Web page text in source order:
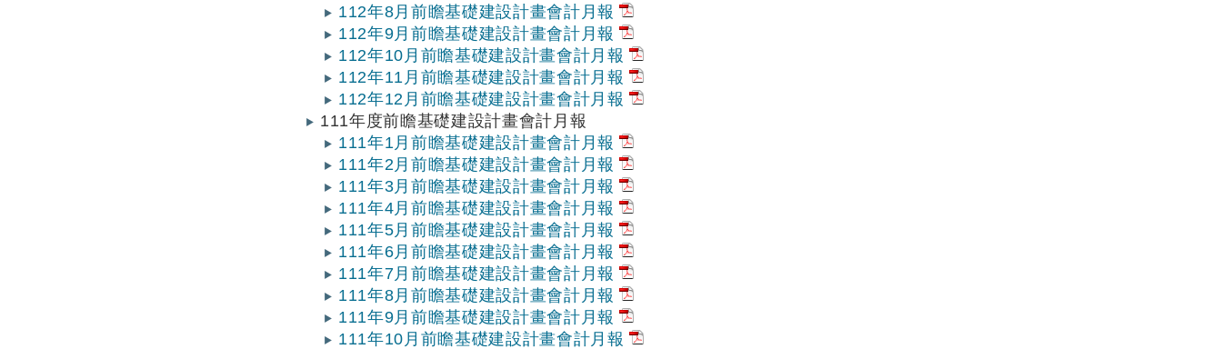
112年8月前瞻基礎建設計畫會計月報
112年9月前瞻基礎建設計畫會計月報
112年10月前瞻基礎建設計畫會計月報
112年11月前瞻基礎建設計畫會計月報
112年12月前瞻基礎建設計畫會計月報
111年度前瞻基礎建設計畫會計月報
111年1月前瞻基礎建設計畫會計月報
111年2月前瞻基礎建設計畫會計月報
111年3月前瞻基礎建設計畫會計月報
111年4月前瞻基礎建設計畫會計月報
111年5月前瞻基礎建設計畫會計月報
111年6月前瞻基礎建設計畫會計月報
111年7月前瞻基礎建設計畫會計月報
111年8月前瞻基礎建設計畫會計月報
111年9月前瞻基礎建設計畫會計月報
111年10月前瞻基礎建設計畫會計月報